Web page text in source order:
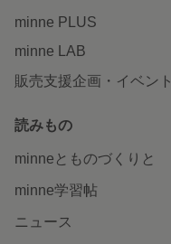
minne PLUS
minne LAB
販売支援企画・イベント
読みもの
minneとものづくりと
minne学習帖
ニュース